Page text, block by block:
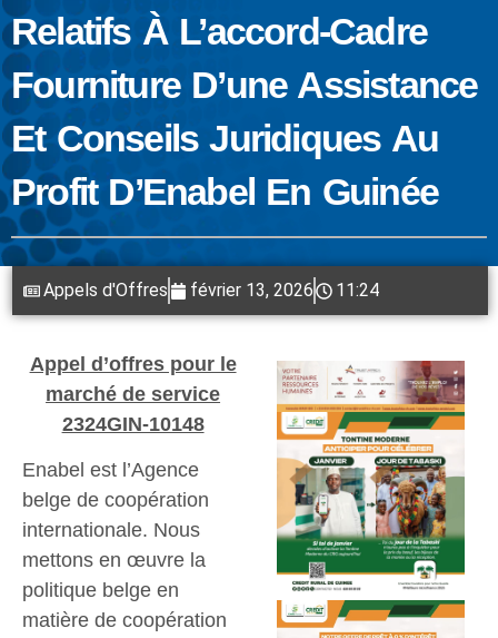
Relatifs À L’accord-Cadre
Fourniture D’une Assistance
Et Conseils Juridiques Au
Profit D’Enabel En Guinée
Appels d'Offres février 13, 2026 11:24
Appel d’offres pour le
marché de service
2324GIN-10148
Enabel est l’Agence
belge de coopération
internationale. Nous
mettons en œuvre la
politique belge en
matière de coopération